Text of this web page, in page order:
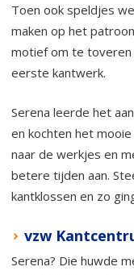
Toen ook speldjes
maken op het
motief om te
eerste kantwerk.
Serena leerde het
en kochten het
naar de werkjes en
betere tijden aan.
kantklossen en zo
vzw
Serena? Die huwde